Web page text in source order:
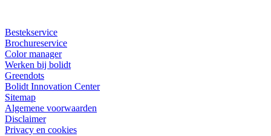
Bestekservice
Brochureservice
Color manager
Werken bij bolidt
Greendots
Bolidt Innovation Center
Sitemap
Algemene voorwaarden
Disclaimer
Privacy en cookies